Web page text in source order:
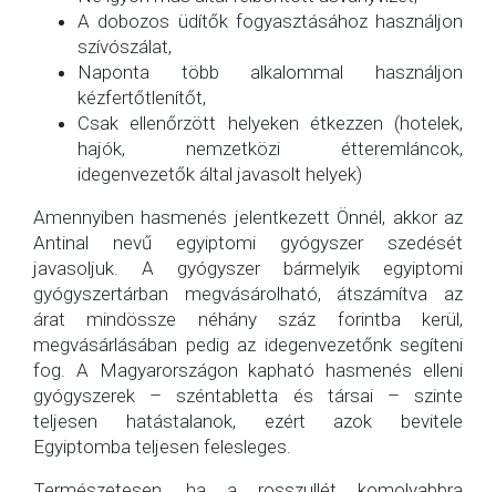
A dobozos üdítők fogyasztásához használjon
szívószálat,
Naponta több alkalommal használjon
kézfertőtlenítőt,
Csak ellenőrzött helyeken étkezzen (hotelek,
hajók, nemzetközi étteremláncok,
idegenvezetők által javasolt helyek)
Amennyiben hasmenés jelentkezett Önnél, akkor az
Antinal nevű egyiptomi gyógyszer szedését
javasoljuk. A gyógyszer bármelyik egyiptomi
gyógyszertárban megvásárolható, átszámítva az
árat mindössze néhány száz forintba kerül,
megvásárlásában pedig az idegenvezetőnk segíteni
fog. A Magyarországon kapható hasmenés elleni
gyógyszerek – széntabletta és társai – szinte
teljesen hatástalanok, ezért azok bevitele
Egyiptomba teljesen felesleges.